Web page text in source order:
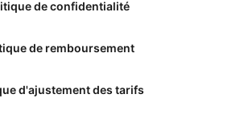
de confidentialité
de remboursement
d'ajustement des tarifs